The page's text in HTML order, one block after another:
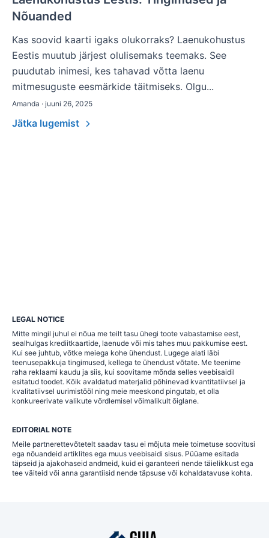
Nõuanded
Kas soovid kaarti igaks olukorraks? Laenukohustus
Eestis muutub järjest olulisemaks teemaks. See
puudutab inimesi, kes tahavad võtta laenu
mitmesuguste eesmärkide täitmiseks. Olgu...
Amanda · juuni 26, 2025
Jätka lugemist
LEGAL NOTICE
Mitte mingil juhul ei nõua me teilt tasu ühegi toote vabastamise eest,
sealhulgas krediitkaartide, laenude või mis tahes muu pakkumise eest.
Kui see juhtub, võtke meiega kohe ühendust. Lugege alati läbi
teenusepakkuja tingimused, kellega te ühendust võtate. Me teenime
raha reklaami kaudu ja siis, kui soovitame mõnda selles veebisaidil
esitatud toodet. Kõik avaldatud materjalid põhinevad kvantitatiivsel ja
kvalitatiivsel uurimistööl ning meie meeskond pingutab, et olla
konkureerivate valikute võrdlemisel võimalikult õiglane.
EDITORIAL NOTE
Meile partnerettevõtetelt saadav tasu ei mõjuta meie toimetuse soovitusi
ega nõuandeid artiklites ega muus veebisaidi sisus. Püüame esitada
täpseid ja ajakohaseid andmeid, kuid ei garanteeri nende täielikkust ega
tee väiteid või anna garantiisid nende täpsuse või kohaldatavuse kohta.